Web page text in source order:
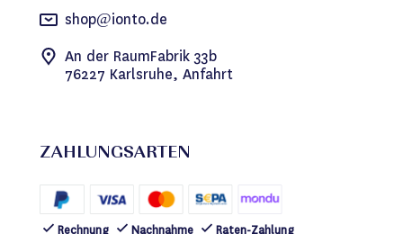
shop@ionto.de
An der RaumFabrik 33b
76227 Karlsruhe, Anfahrt
ZAHLUNGSARTEN
Rechnung Nachnahme Raten-Zahlung